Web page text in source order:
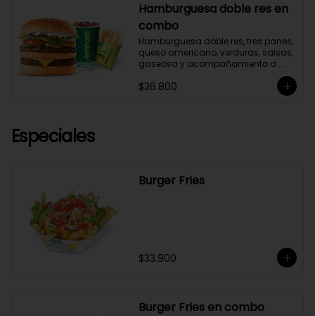
Hamburguesa doble res en
combo
Hamburguesa doble res, tres panes,
queso americano, verduras, salsas,
gaseosa y acompañamiento a
$36.800
Especiales
Burger Fries
$33.900
Burger Fries en combo